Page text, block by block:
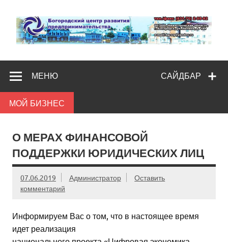
content
САЙДБАР
МЕНЮ
МОЙ БИЗНЕС
О МЕРАХ ФИНАНСОВОЙ
ПОДДЕРЖКИ ЮРИДИЧЕСКИХ ЛИЦ
07.06.2019 Администратор
Оставить
комментарий
Информируем Вас о том, что в настоящее время
идет реализация